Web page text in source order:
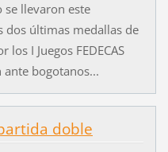
se llevaron este
dos últimas medallas de
I Juegos FEDECAS
bogotanos...
doble